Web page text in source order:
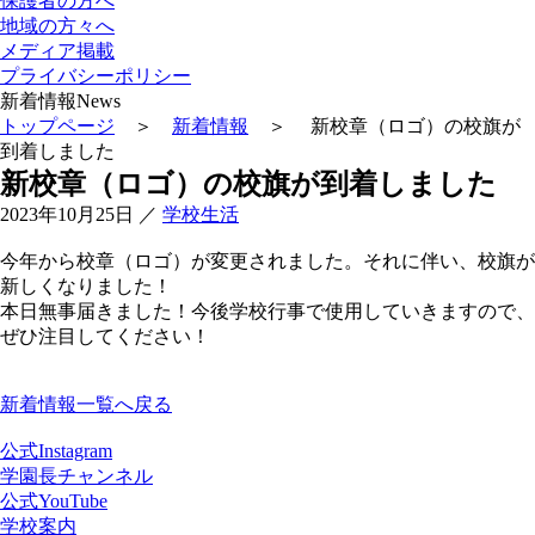
地域の方々へ
メディア掲載
プライバシーポリシー
新着情報News
トップページ ＞ 新着情報
＞ 新校章（ロゴ）の校旗が
到着しました
新校章（ロゴ）の校旗が到着しました
2023年10月25日 ／ 学校生活
今年から校章（ロゴ）が変更されました。それに伴い、校旗が
新しくなりました！
本日無事届きました！今後学校行事で使用していきますので、
ぜひ注目してください！
新着情報一覧へ戻る
公式Instagram
学園長チャンネル
公式YouTube
学校案内